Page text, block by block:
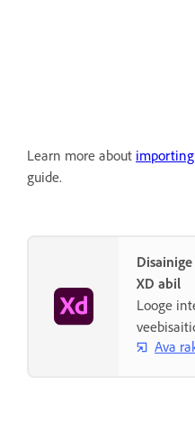
Learn more about importing
guide.
XD abil
Looge
Ava